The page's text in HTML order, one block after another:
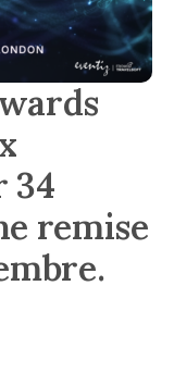
34
remise